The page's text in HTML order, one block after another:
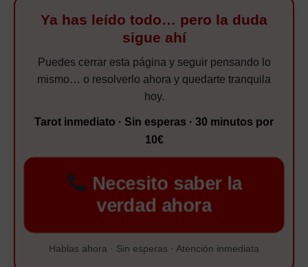
Ya has leído todo… pero la duda
sigue ahí
Puedes cerrar esta página y seguir pensando lo
mismo… o resolverlo ahora y quedarte tranquila
hoy.
Tarot inmediato · Sin esperas · 30 minutos por
10€
Necesito saber la
verdad ahora
Hablas ahora · Sin esperas · Atención inmediata